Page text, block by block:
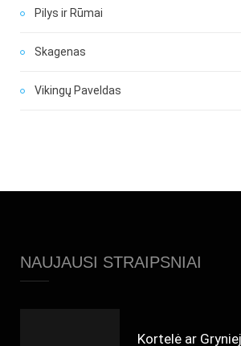
Pilys ir Rūmai
Skagenas
Vikingų Paveldas
NAUJAUSI STRAIPSNIAI
Kortelė ar